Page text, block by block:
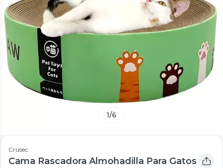
1/6
Crusec
Cama Rascadora Almohadilla Para Gatos